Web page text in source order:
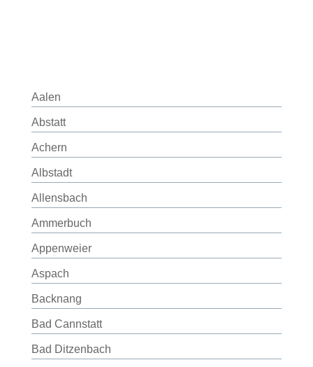
Aalen
Abstatt
Achern
Albstadt
Allensbach
Ammerbuch
Appenweier
Aspach
Backnang
Bad Cannstatt
Bad Ditzenbach